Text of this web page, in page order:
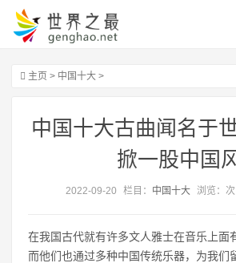
主页 > 中国十大 >
中国十大古曲闻名于
掀一股中国
2022-09-20 栏目： 中国十大 浏览： 次
在我国古代就有许多文人雅士在音乐上面
而他们也通过多种中国传统乐器，为我们